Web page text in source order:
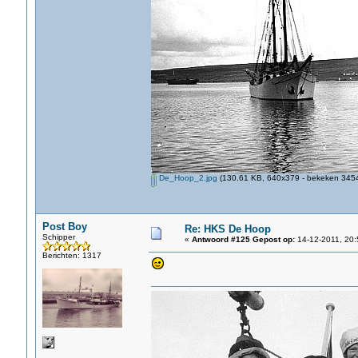
De_Hoop_2.jpg (130.61 KB, 640x379 - bekeken
Post Boy
Schipper
Berichten: 1317
Re: HKS De Hoop
« Antwoord #125 Gepost op:14-12-2011,